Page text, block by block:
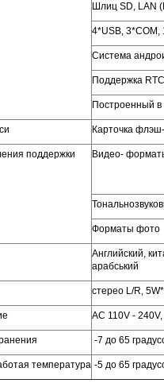
Шлиц SD, LAN
4*USB, 3*COM,
Система
Поддержка
Построенный в
Карточка
поддержки Видео-
Форматы фото
Английский,
арабський
стерео L/R,
AC 110V -
-7 до 65
температура -5 до 65